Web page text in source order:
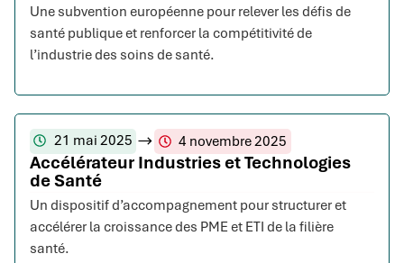
Une subvention européenne pour relever les défis de
santé publique et renforcer la compétitivité de
l’industrie des soins de santé.
21 mai 2025 4 novembre 2025
Accélérateur Industries et Technologies
de Santé
Un dispositif d’accompagnement pour structurer et
accélérer la croissance des PME et ETI de la filière
santé.